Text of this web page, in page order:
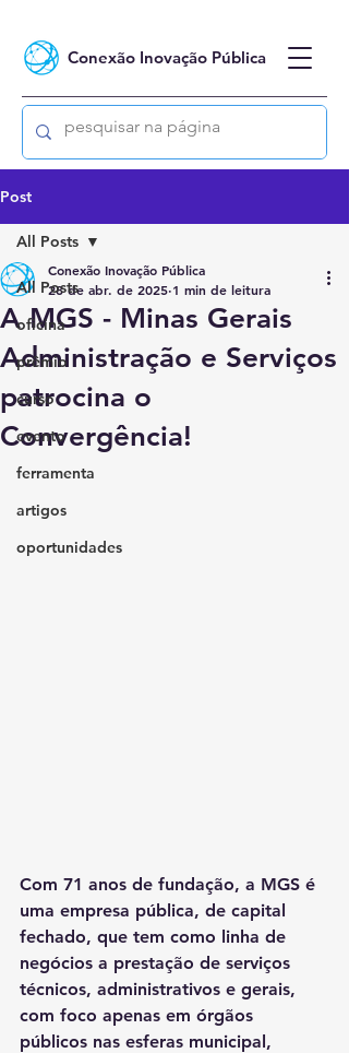
Conexão Inovação Pública
Post
All Posts
oficina
prêmio
curso
evento
ferramenta
artigos
oportunidades
All Posts
A MGS - Minas Gerais
Administração e Serviços
patrocina o
Convergência!
Conexão Inovação Pública
28 de abr. de 2025 1 min de leitura
Com 71 anos de fundação, a MGS é
uma empresa pública, de capital
fechado, que tem como linha de
negócios a prestação de serviços
técnicos, administrativos e gerais,
com foco apenas em órgãos
públicos nas esferas municipal,